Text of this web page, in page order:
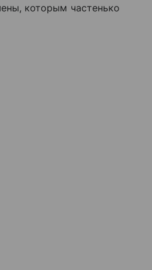
которым частенько